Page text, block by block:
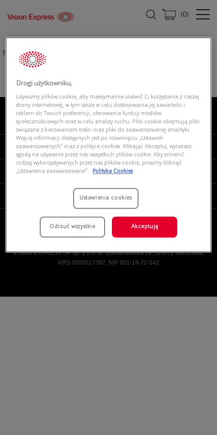
(0)
Strona główna|
O NAS
MOJE VISION EXPRESS
PRODUKTY I USŁUGI
VISION EXPRESS SP Sp. z o.o. ul. Domaniewska 39, 02-672 Warszawa,
KRS 0000017397, NIP 951-19-72-542
Drogi użytkowniku,
Używamy plików cookie, aby maksymalnie ułatwić Ci korzystanie z naszej
strony internetowej, w tym także w celu dostosowania jej zawartości i
reklam do Twoich preferencji, oferowania funkcji mediów
społecznościowych oraz w celu analizy ruchu. Pliki cookie obejmują pliki
związane z kierowaniem treści oraz pliki do zaawansowanej analityki.
Więcej informacji dostępnych jest po rozwinięciu „Ustawień
zaawansowanych” oraz z polityce cookies. Klikając Akceptuj, wyrażasz
zgodę na używanie przez nas wszystkich plików cookie. Aby zmienić
rodzaj wykorzystywanych przez nas plików cookie, prosimy kliknąć
„Ustawienia zaawansowane”.
Polityka Cookies
Ustawienia cookies
Odrzuć wszystkie Akceptuję